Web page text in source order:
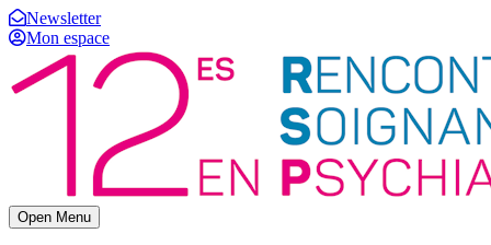
Newsletter
Mon espace
Open Menu